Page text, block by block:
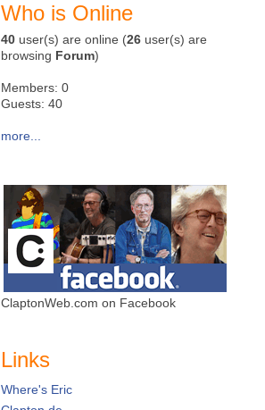
Who is Online
40 user(s) are online (26 user(s) are
browsing Forum)
Members: 0
Guests: 40
more...
ClaptonWeb.com on Facebook
Links
Where's Eric